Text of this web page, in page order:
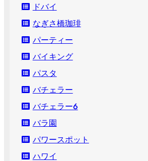
ドバイ
なぎさ橋珈琲
パーティー
バイキング
パスタ
バチェラー
バチェラー６
バラ園
パワースポット
ハワイ